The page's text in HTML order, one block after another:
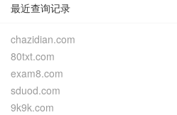
最近查询记录
chazidian.com
80txt.com
exam8.com
sduod.com
9k9k.com